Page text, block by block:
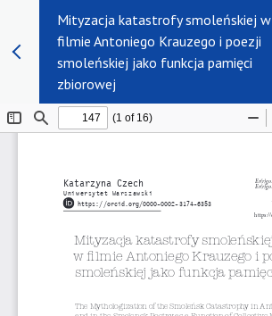
Mityzacja katastrofy smoleńskiej w
filmie Antoniego Krauzego i poezji
smoleńskiej jako funkcja pamięci
zbiorowej